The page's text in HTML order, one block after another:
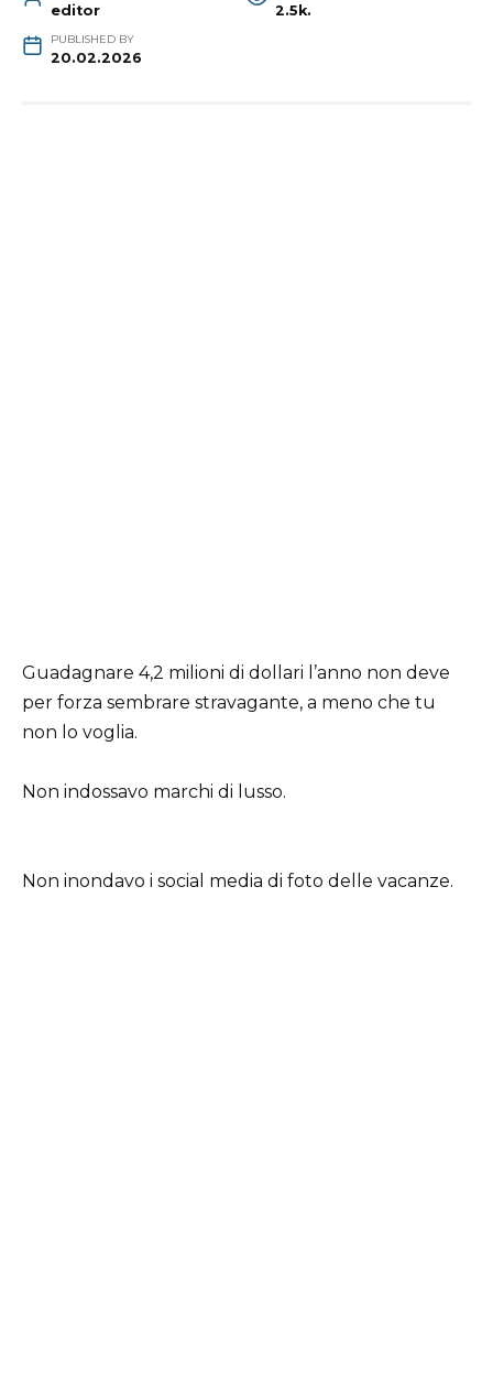
editor 2.5k.
PUBLISHED BY
20.02.2026
Guadagnare 4,2 milioni di dollari l’anno non deve
per forza sembrare stravagante, a meno che tu
non lo voglia.
Non indossavo marchi di lusso.
Non inondavo i social media di foto delle vacanze.